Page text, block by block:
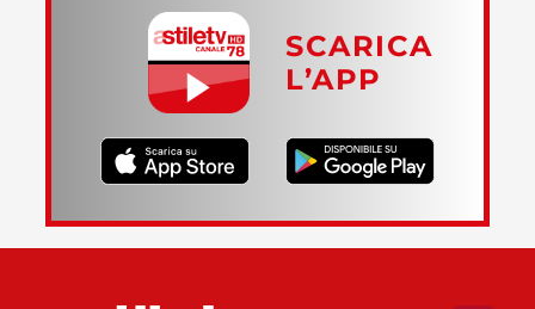
SCARICA
L’APP